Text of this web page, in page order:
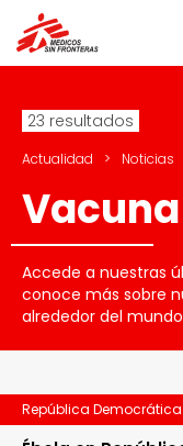
23 resultados
Actualidad > Noticias
Accede a nuestras
conoce más sobre
alrededor del
República